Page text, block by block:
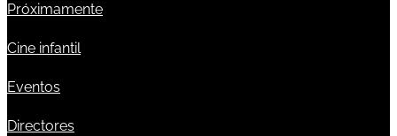
Próximamente
Cine infantil
Eventos
Directores